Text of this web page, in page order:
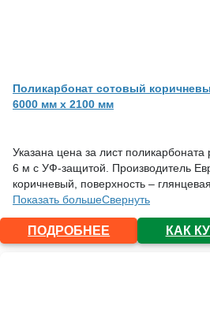
Поликарбонат сотовый
6000 мм x 2100 мм
Указана цена за лист
6 м с УФ-защитой. Производитель
коричневый, поверхность – глянцевая.
Показать большеСвернуть
ПОДРОБНЕЕ КАК